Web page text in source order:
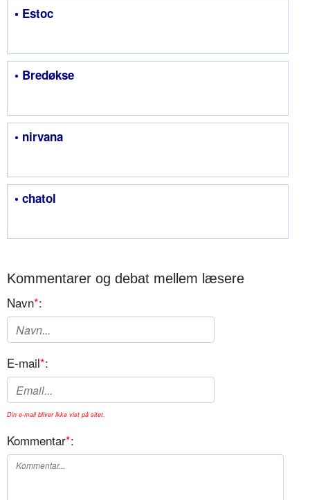
• Estoc
• Bredøkse
• nirvana
• chatol
Kommentarer og debat mellem læsere
Navn*:
E-mail*:
Din e-mail bliver ikke vist på sitet.
Kommentar*: